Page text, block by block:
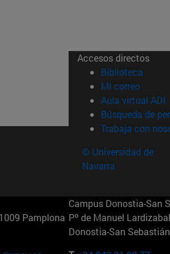
Accesos directos
Biblioteca
Mi correo(abre
Aula virtual ADI
Búsqueda de
Trabaja con
© Universidad de
Navarra
Pamplona
Campus Donostia-San
Pº de Manuel
Donostia-San